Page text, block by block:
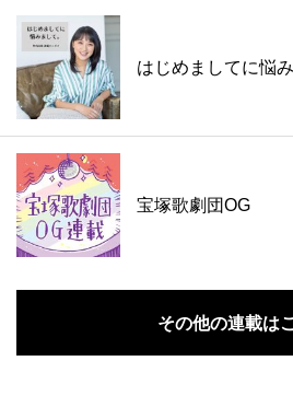
はじめましてに悩み
宝塚歌劇団OG
その他の連載は